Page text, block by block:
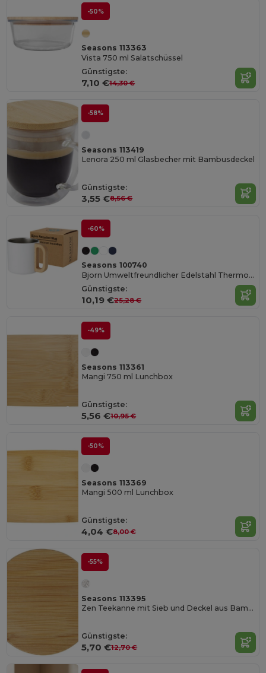
-50%
Seasons 113363
Vista 750 ml Salatschüssel
Günstigste:
7,10 €14,30 €
-58%
Seasons 113419
Lenora 250 ml Glasbecher mit Bambusdeckel
Günstigste:
3,55 €8,56 €
-60%
Seasons 100740
Bjorn Umweltfreundlicher Edelstahl Thermobecher 360 ml
Günstigste:
10,19 €25,28 €
-49%
Seasons 113361
Mangi 750 ml Lunchbox
Günstigste:
5,56 €10,95 €
-50%
Seasons 113369
Mangi 500 ml Lunchbox
Günstigste:
4,04 €8,00 €
-55%
Seasons 113395
Zen Teekanne mit Sieb und Deckel aus Bambus
Günstigste:
5,70 €12,70 €